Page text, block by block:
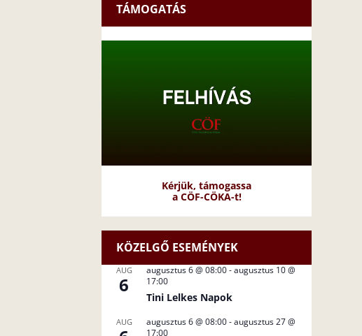
TÁMOGATÁS
Kérjük, támogassa
a CÖF-CÖKA-t!
KÖZELGŐ ESEMÉNYEK
AUG
6
augusztus 6 @ 08:00-augusztus 10 @
17:00
Tini Lelkes Napok
AUG augusztus 6 @ 08:00-augusztus 27 @
17:00